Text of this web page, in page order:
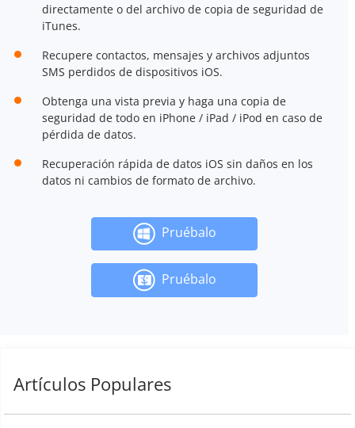
directamente o del archivo de copia de seguridad de
iTunes.
Recupere contactos, mensajes y archivos adjuntos
SMS perdidos de dispositivos iOS.
Obtenga una vista previa y haga una copia de
seguridad de todo en iPhone / iPad / iPod en caso de
pérdida de datos.
Recuperación rápida de datos iOS sin daños en los
datos ni cambios de formato de archivo.
Pruébalo
Pruébalo
Artículos Populares